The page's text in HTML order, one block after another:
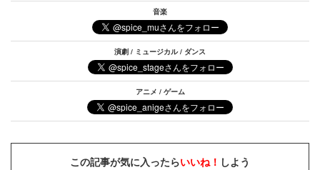
音楽
演劇 / ミュージカル / ダンス
アニメ / ゲーム
この記事が気に入ったらいいね！ しよう